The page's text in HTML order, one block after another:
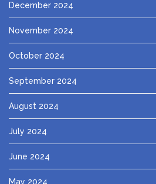
December 2024
November 2024
October 2024
September 2024
August 2024
July 2024
June 2024
May 2024